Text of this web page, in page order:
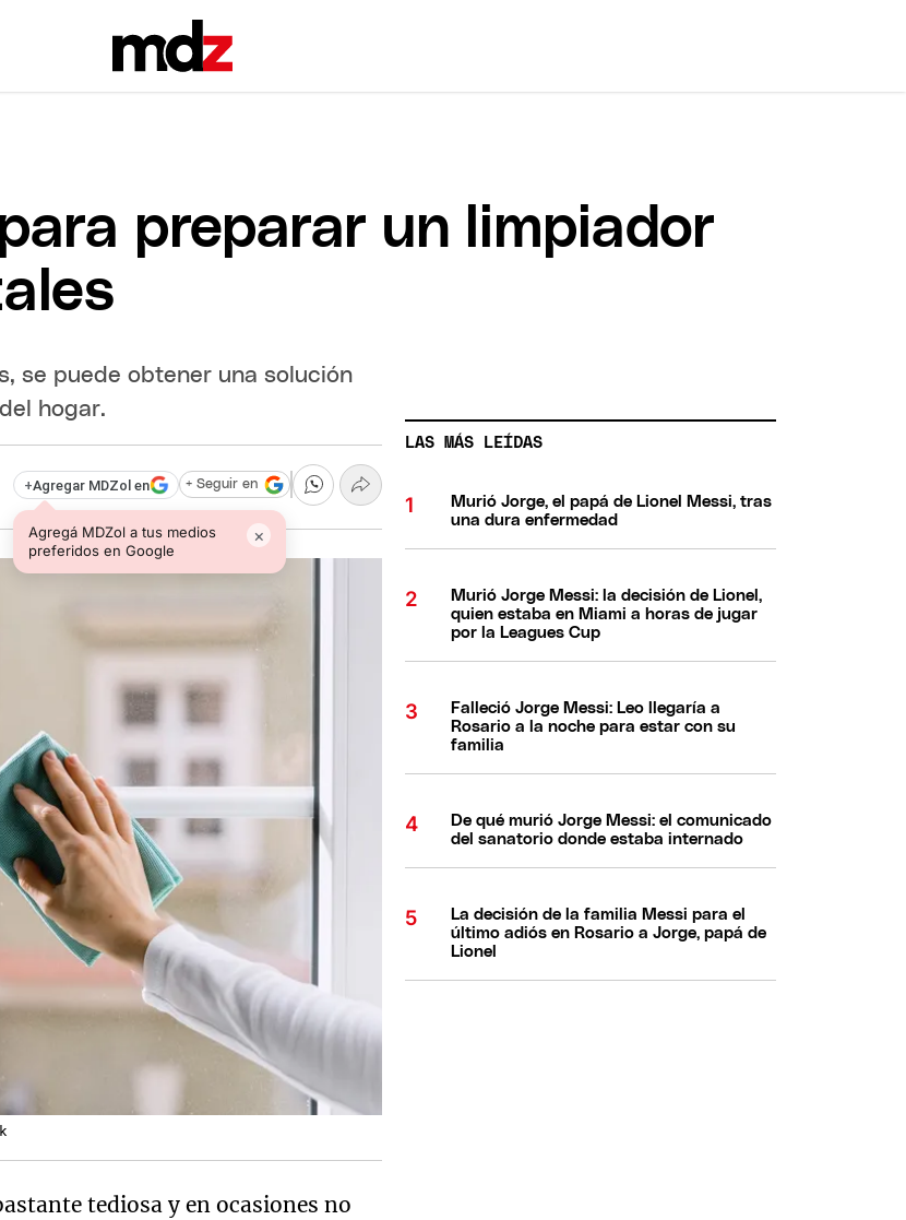
preparar un limpiador
se puede obtener una solución
hogar.
+Agregar MDZol en
Agregá MDZol a tus medios
preferidos en Google
×
+ Seguir en
tediosa y en ocasiones no
LAS MÁS LEÍDAS
Murió Jorge, el papá de Lionel Messi, tras
una dura enfermedad
Murió Jorge Messi: la decisión de Lionel,
quien estaba en Miami a horas de jugar
por la Leagues Cup
Falleció Jorge Messi: Leo llegaría a
Rosario a la noche para estar con su
familia
De qué murió Jorge Messi: el comunicado
del sanatorio donde estaba internado
La decisión de la familia Messi para el
último adiós en Rosario a Jorge, papá de
Lionel